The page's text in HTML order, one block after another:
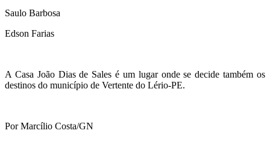
Saulo Barbosa
Edson Farias
A Casa João Dias de Sales é um lugar onde se decide também os
destinos do município de Vertente do Lério-PE.
Por Marcílio Costa/GN